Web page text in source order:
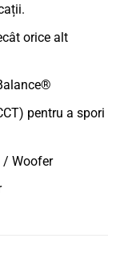
orice alt
pentru a spori
/ Woofer